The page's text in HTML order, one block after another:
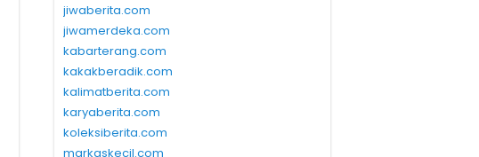
jiwaberita.com
jiwamerdeka.com
kabarterang.com
kakakberadik.com
kalimatberita.com
karyaberita.com
koleksiberita.com
markaskecil.com